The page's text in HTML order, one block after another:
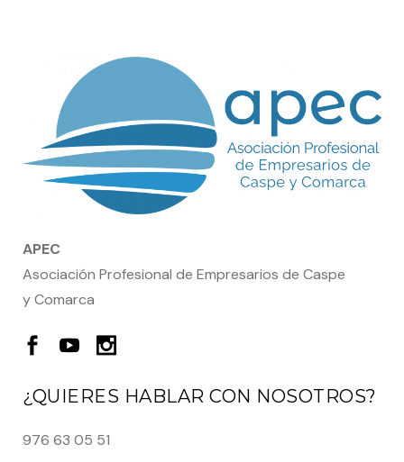
APEC
Asociación Profesional de Empresarios de Caspe
y Comarca
¿QUIERES HABLAR CON NOSOTROS?
976 63 05 51